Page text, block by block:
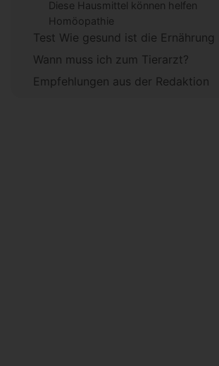
Diese Hausmittel können helfen
Homöopathie
Test Wie gesund ist die Ernährung
Wann muss ich zum Tierarzt?
Empfehlungen aus der Redaktion